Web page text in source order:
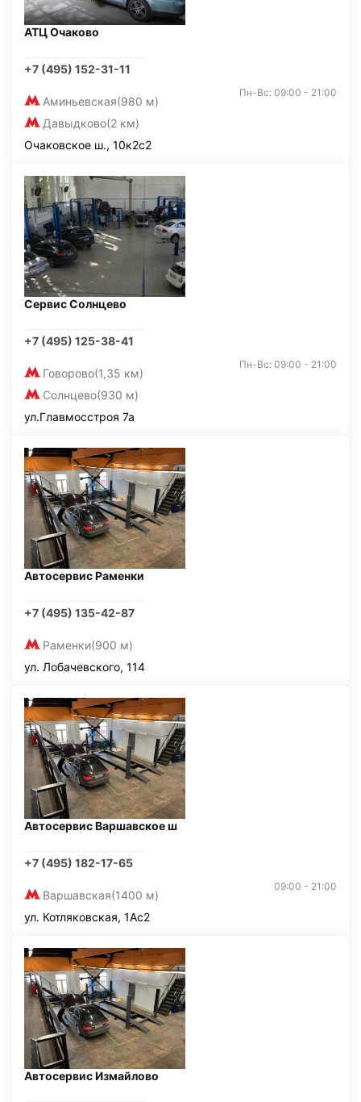
АТЦ Очаково
+7 (495) 152-31-11
Аминьевская(980 м)
Давыдково(2 км)
Пн-Вс: 09:00 - 21:00
Очаковское ш., 10к2с2
Сервис Солнцево
+7 (495) 125-38-41
Говорово(1,35 км)
Солнцево(930 м)
Пн-Вс: 09:00 - 21:00
ул.Главмосстроя 7а
Автосервис Раменки
+7 (495) 135-42-87
Раменки(900 м)
ул. Лобачевского, 114
Автосервис Варшавское ш
+7 (495) 182-17-65
Варшавская(1400 м)
09:00 - 21:00
ул. Котляковская, 1Ас2
Автосервис Измайлово